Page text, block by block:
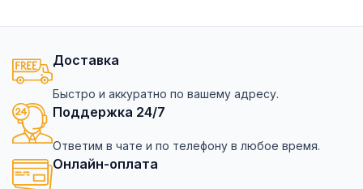
Доставка
Быстро и аккуратно по вашему адресу.
Поддержка 24/7
Ответим в чате и по телефону в любое время.
Онлайн-оплата